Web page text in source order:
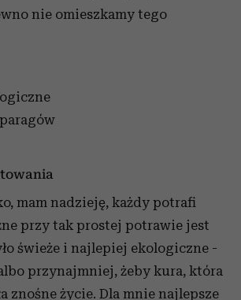
nie omieszkamy tego
mam nadzieję, każdy potrafi
przy tak prostej potrawie jest
świeże i najlepiej ekologiczne -
przynajmniej, żeby kura, która
znośne życie. Dla mnie najlepsze